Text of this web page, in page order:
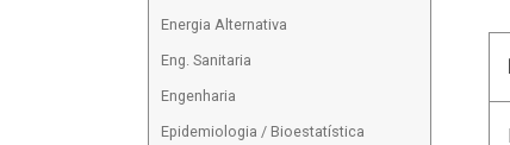
Energia Alternativa
Eng. Sanitaria
Engenharia
Epidemiologia / Bioestatística